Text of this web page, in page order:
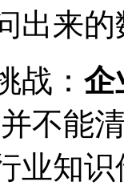
出来
： 企
不能
业知